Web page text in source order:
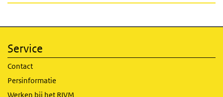
Service
Contact
Persinformatie
Werken bij het RIVM